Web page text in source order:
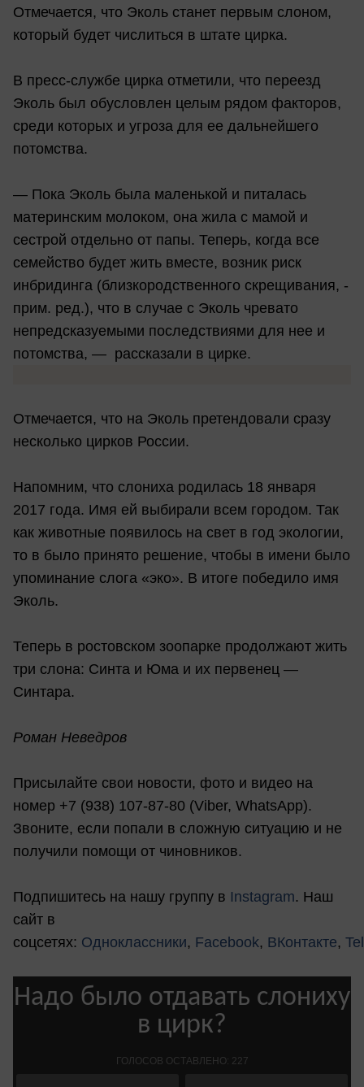
Отмечается, что Эколь станет первым слоном,
который будет числиться в штате цирка.
В пресс-службе цирка отметили, что переезд
Эколь был обусловлен целым рядом факторов,
среди которых и угроза для ее дальнейшего
потомства.
— Пока Эколь была маленькой и питалась
материнским молоком, она жила с мамой и
сестрой отдельно от папы. Теперь, когда все
семейство будет жить вместе, возник риск
инбридинга (близкородственного скрещивания, -
прим. ред.), что в случае с Эколь чревато
непредсказуемыми последствиями для нее и
потомства, — рассказали в цирке.
Отмечается, что на Эколь претендовали сразу
несколько цирков России.
Напомним, что слониха родилась 18 января
2017 года. Имя ей выбирали всем городом. Так
как животные появилось на свет в год экологии,
то в было принято решение, чтобы в имени было
упоминание слога «эко». В итоге победило имя
Эколь.
Теперь в ростовском зоопарке продолжают жить
три слона: Синта и Юма и их первенец —
Синтара.
Роман Неведров
Присылайте свои новости, фото и видео на
номер +7 (938) 107-87-80 (Viber, WhatsApp).
Звоните, если попали в сложную ситуацию и не
получили помощи от чиновников.
Подпишитесь на нашу группу в Instagram. Наш
сайт в
соцсетях: Одноклассники, Facebook, ВКонтакте,